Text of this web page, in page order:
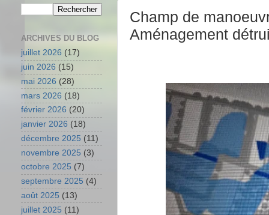
Champ de
Aménagement
ARCHIVES DU BLOG
juillet 2026 (17)
juin 2026 (15)
mai 2026 (28)
mars 2026 (18)
février 2026 (20)
janvier 2026 (18)
décembre 2025 (11)
novembre 2025 (3)
octobre 2025 (7)
septembre 2025 (4)
août 2025 (13)
juillet 2025 (11)